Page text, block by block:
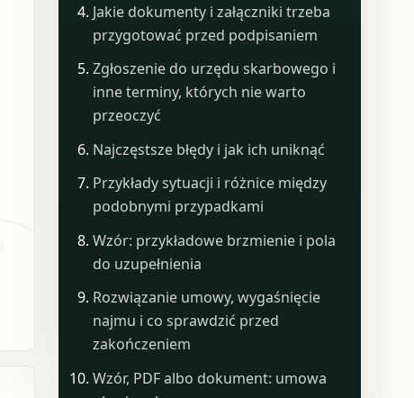
Jakie dokumenty i załączniki trzeba
przygotować przed podpisaniem
Zgłoszenie do urzędu skarbowego i
inne terminy, których nie warto
przeoczyć
Najczęstsze błędy i jak ich uniknąć
Przykłady sytuacji i różnice między
podobnymi przypadkami
Wzór: przykładowe brzmienie i pola
do uzupełnienia
Rozwiązanie umowy, wygaśnięcie
najmu i co sprawdzić przed
zakończeniem
Wzór, PDF albo dokument: umowa